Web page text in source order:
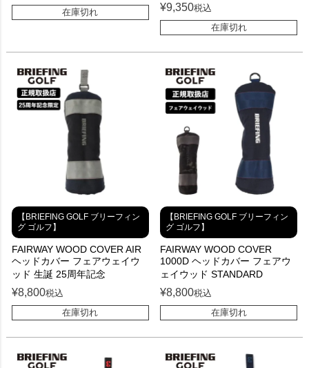
在庫切れ
¥9,350税込
在庫切れ
【BRIEFING GOLF ブリーフィン
グ ゴルフ】
FAIRWAY WOOD COVER AIR
ヘッドカバー フェアウェイウ
ッド 生誕 25周年記念
¥8,800税込
在庫切れ
【BRIEFING GOLF ブリーフィン
グ ゴルフ】
FAIRWAY WOOD COVER
1000D ヘッドカバー フェアウ
ェイウッド STANDARD
¥8,800税込
在庫切れ